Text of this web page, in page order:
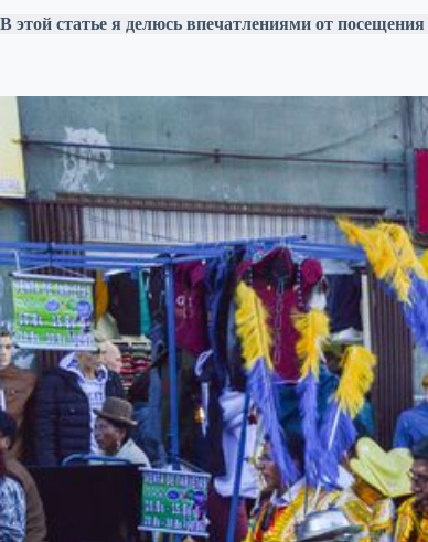
В этой статье я делюсь впечатлениями от посещения